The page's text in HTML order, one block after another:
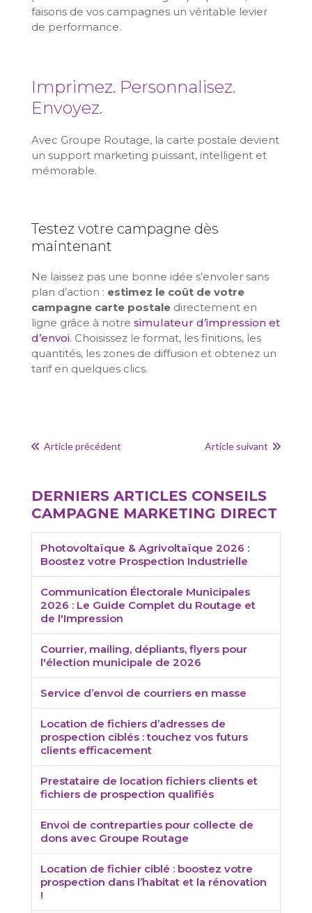
faisons de vos campagnes un véritable levier
de performance.
Imprimez. Personnalisez.
Envoyez.
Avec Groupe Routage, la carte postale devient
un support marketing puissant, intelligent et
mémorable.
Testez votre campagne dès
maintenant
Ne laissez pas une bonne idée s’envoler sans
plan d’action : estimez le coût de votre
campagne carte postaledirectement en
ligne grâce à notre simulateur d’impression et
d’envoi. Choisissez le format, les finitions, les
quantités, les zones de diffusion et obtenez un
tarif en quelques clics.
Article précédent Article suivant
DERNIERS ARTICLES CONSEILS
CAMPAGNE MARKETING DIRECT
Photovoltaïque & Agrivoltaïque 2026 :
Boostez votre Prospection Industrielle
Communication Électorale Municipales
2026 : Le Guide Complet du Routage et
de l'Impression
Courrier, mailing, dépliants, flyers pour
l'élection municipale de 2026
Service d’envoi de courriers en masse
Location de fichiers d’adresses de
prospection ciblés : touchez vos futurs
clients efficacement
Prestataire de location fichiers clients et
fichiers de prospection qualifiés
Envoi de contreparties pour collecte de
dons avec Groupe Routage
Location de fichier ciblé : boostez votre
prospection dans l’habitat et la rénovation
!